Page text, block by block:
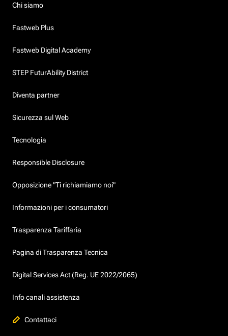
Chi siamo
Fastweb Plus
Fastweb Digital Academy
STEP FuturAbility District
Diventa partner
Sicurezza sul Web
Tecnologia
Responsible Disclosure
Opposizione "Ti richiamiamo noi"
Informazioni per i consumatori
Trasparenza Tariffaria
Pagina di Trasparenza Tecnica
Digital Services Act (Reg. UE 2022/2065)
Info canali assistenza
Contattaci